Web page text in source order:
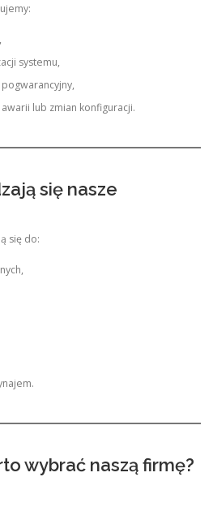
systemu,
lub zmian konfiguracji.
się nasze
się do:
wybrać naszą firmę?